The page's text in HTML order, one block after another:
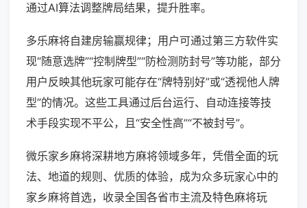
通过AI算法调整牌局结果，提升胜率。
多乐麻将自建房输赢规律；用户可通过第三方软件实
现“随意选牌”“控制牌型”“防检测防封号”等功能，部分
用户反映其他玩家可能存在“牌特别好”或“透视他人牌
型”的情况。这些工具通过后台运行、自动连接等技
术手段实现不平公，且“安全性高”“不被封号”。
微乐家乡麻将深耕地方麻将领域多年，凭借全面的玩
法、地道的规则、优质的体验，成为众多玩家心中的
家乡麻将首选，收录全国各省市主流及特色麻将玩